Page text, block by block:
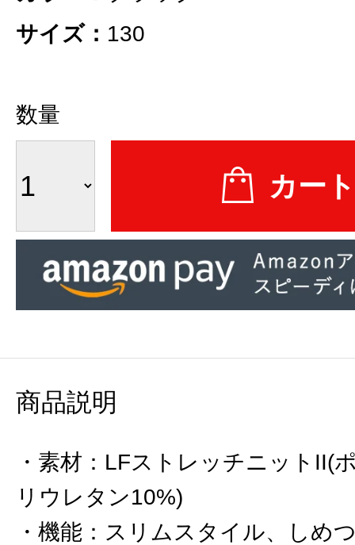
サイズ： 130
数量
商品説明
素材 ： LFストレッチニットII(
リウレタン10%)
機能 ： スリムスタイル、しめ